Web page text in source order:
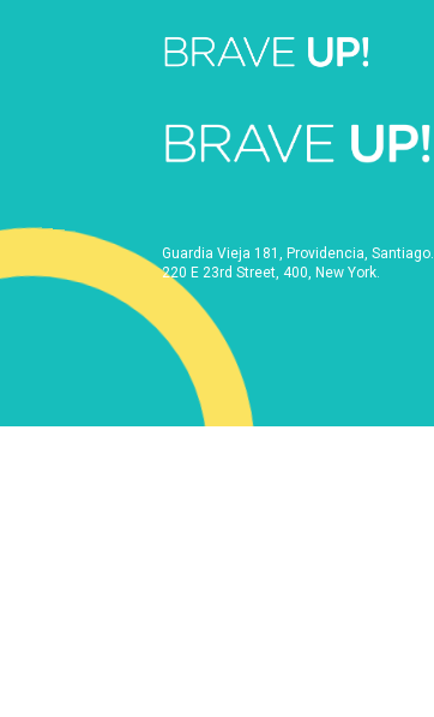
Guardia Vieja 181, Providencia, Santiago.
220 E 23rd Street, 400, New York.